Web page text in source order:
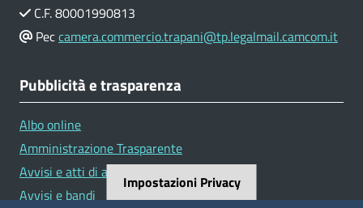
C.F. 80001990813
Peccamera.commercio.trapani@tp.legalmail.camcom.it
Pubblicità e trasparenza
Albo online
Amministrazione Trasparente
Avvisi e atti di altre Amministrazioni
Avvisi e bandi
Impostazioni Privacy